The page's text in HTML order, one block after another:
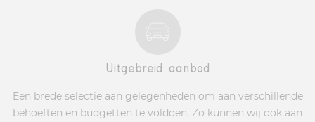
Uitgebreid aanbod
Een brede selectie aan gelegenheden om aan verschillende
behoeften en budgetten te voldoen. Zo kunnen wij ook aan